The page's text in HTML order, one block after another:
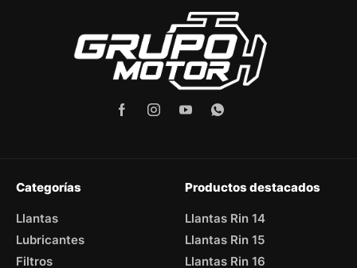
Categorías
Llantas
Lubricantes
Filtros
Productos destacados
Llantas Rin 14
Llantas Rin 15
Llantas Rin 16